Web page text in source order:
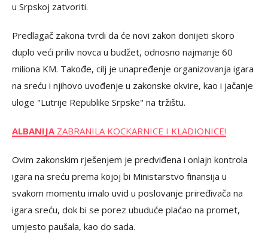
u Srpskoj zatvoriti.
Predlagač zakona tvrdi da će novi zakon donijeti skoro
duplo veći priliv novca u budžet, odnosno najmanje 60
miliona KM. Takođe, cilj je unapređenje organizovanja igara
na sreću i njihovo uvođenje u zakonske okvire, kao i jačanje
uloge "Lutrije Republike Srpske" na tržištu.
ALBANIJAZABRANILA KOCKARNICE I KLADIONICE!
Ovim zakonskim rješenjem je predviđena i onlajn kontrola
igara na sreću prema kojoj bi Ministarstvo finansija u
svakom momentu imalo uvid u poslovanje priređivača na
igara sreću, dok bi se porez ubuduće plaćao na promet,
umjesto paušala, kao do sada.